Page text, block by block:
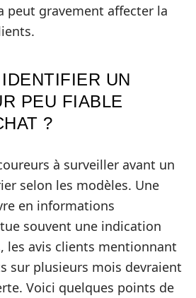
peut gravement affecter la
UN
PEU FIABLE
?
à surveiller avant un
selon les modèles. Une
en informations
souvent une indication
les avis clients mentionnant
sur plusieurs mois devraient
Voici quelques points de